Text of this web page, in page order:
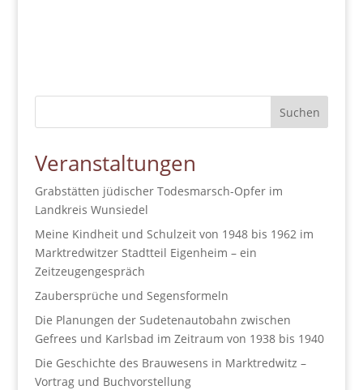
Suchen
Veranstaltungen
Grabstätten jüdischer Todesmarsch-Opfer im
Landkreis Wunsiedel
Meine Kindheit und Schulzeit von 1948 bis 1962 im
Marktredwitzer Stadtteil Eigenheim – ein
Zeitzeugengespräch
Zaubersprüche und Segensformeln
Die Planungen der Sudetenautobahn zwischen
Gefrees und Karlsbad im Zeitraum von 1938 bis 1940
Die Geschichte des Brauwesens in Marktredwitz –
Vortrag und Buchvorstellung